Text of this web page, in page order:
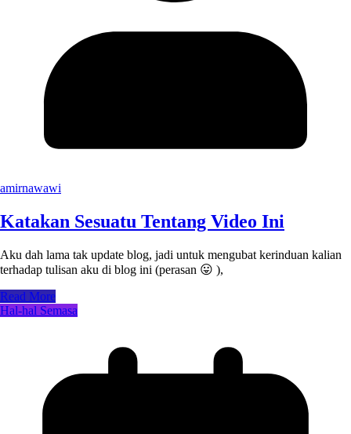
amirnawawi
Katakan Sesuatu Tentang Video Ini
Aku dah lama tak update blog, jadi untuk mengubat kerinduan kalian
terhadap tulisan aku di blog ini (perasan 😛 ),
Read More
Hal-hal Semasa